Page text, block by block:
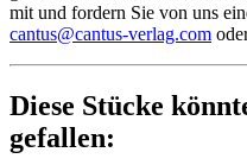
mit und fordern Sie von uns
cantus@cantus-verlag.com
Diese Stücke
gefallen: